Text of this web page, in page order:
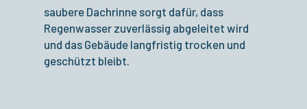
saubere Dachrinne sorgt dafür, dass
Regenwasser zuverlässig abgeleitet wird
und das Gebäude langfristig trocken und
geschützt bleibt.